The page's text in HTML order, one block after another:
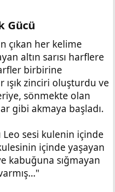
Gücü​
çıkan her kelime
altın sarısı harflere
birbirine
zinciri oluşturdu ve
sönmekte olan
gibi akmaya başladı.
sesi kulenin içinde
içinde yaşayan
kabuğuna sığmayan